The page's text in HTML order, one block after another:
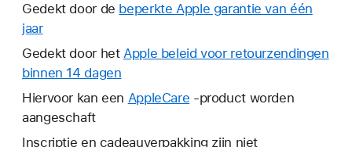
Gedekt door de beperkte Apple garantie van één
jaarHierdoor
wordt
er
nieuw
venster
Gedekt door hetApple beleid voor retourzendingen
binnen 14 dagen
wordt
Hiervoor kan een AppleCare Hierdoor
er
-product worden
aangeschaft
Inscriptie en cadeauverpakking zijn niet